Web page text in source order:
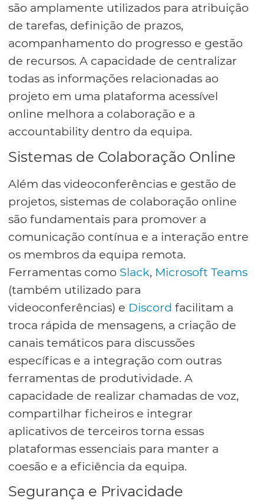
são amplamente utilizados para atribuição
de tarefas, definição de prazos,
acompanhamento do progresso e gestão
de recursos. A capacidade de centralizar
todas as informações relacionadas ao
projeto em uma plataforma acessível
online melhora a colaboração e a
accountability dentro da equipa.
Sistemas de Colaboração Online
Além das videoconferências e gestão de
projetos, sistemas de colaboração online
são fundamentais para promover a
comunicação contínua e a interação entre
os membros da equipa remota.
Ferramentas como Slack, Microsoft Teams
(também utilizado para
videoconferências) e Discord facilitam a
troca rápida de mensagens, a criação de
canais temáticos para discussões
específicas e a integração com outras
ferramentas de produtividade. A
capacidade de realizar chamadas de voz,
compartilhar ficheiros e integrar
aplicativos de terceiros torna essas
plataformas essenciais para manter a
coesão e a eficiência da equipa.
Segurança e Privacidade